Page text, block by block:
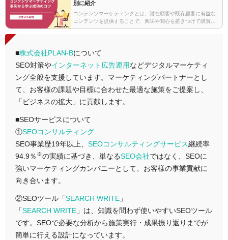
別に紹介
コンテンツマーケティングとは、潜在顧客や既存顧客に有益な
コンテンツを提供することで、興味や関心を惹きつけて購買行
動やファン化へと繋げるマーケティング手法です。 今や多くの
■株式会社PLAN-Bについて
SEO対策やインターネット広告運用などデジタルマーケティ
ング全般を支援しています。マーケティングパートナーとし
て、お客様の課題や目標に合わせた最適な施策をご提案し、
「ビジネスの拡大」に貢献します。
■SEOサービスについて
①SEOコンサルティング
SEO事業歴19年以上、 SEOコンサルティングサービス継続率
94.9％ ※の実績に基づき、単なるSEO会社ではなく、SEOに
強いマーケティングカンパニーとして、お客様の事業貢献に
向き合います。
②SEOツール「SEARCH WRITE」
「SEARCH WRITE」は、知識を問わず使いやすいSEOツール
です。SEOで必要な分析から施策実行・成果振り返りまでが
簡単に行える設計になっています。